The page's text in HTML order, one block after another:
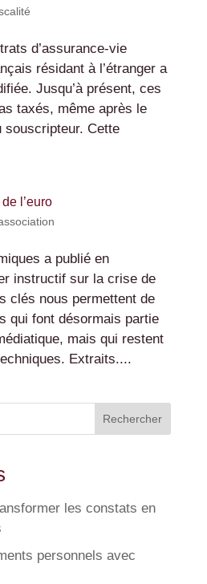
d’assurance-vie
résidant à l’étranger a
Jusqu’à présent, ces
taxés, même après le
souscripteur. Cette
l’euro
a publié en
instructif sur la crise de
clés nous permettent de
qui font désormais partie
mais qui restent
Extraits....
Rechercher
les constats en
personnels avec